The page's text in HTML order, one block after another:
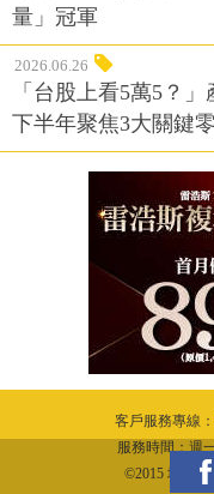
量」冠軍
2026.06.26
「台股上看5萬5？
下半年聚焦3大關鍵
客戶服務專線
服務時間：週
©2015 城邦